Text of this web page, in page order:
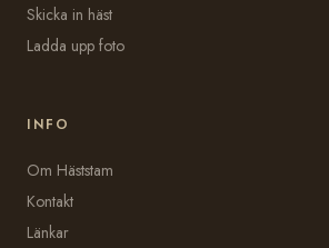
Skicka in häst
Ladda upp foto
INFO
Om Häststam
Kontakt
Länkar